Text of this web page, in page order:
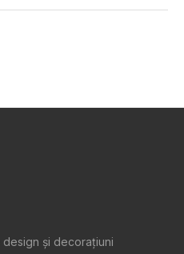
şi decoraţiuni